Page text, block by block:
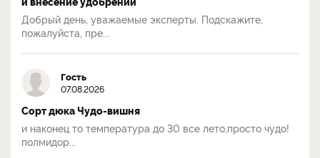
Добрый день, уважаемые эксперты. Подскажите,
пожалуйста, пре...
Гость
07.08.2026
Сорт дюка Чудо-вишня
и наконец то температура до 30 все лето,просто чудо!
полмидор...